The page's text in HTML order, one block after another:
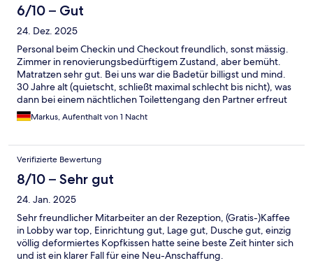
6/10 – Gut
24. Dez. 2025
Personal beim Checkin und Checkout freundlich, sonst mässig.
Zimmer in renovierungsbedürftigem Zustand, aber bemüht.
Matratzen sehr gut. Bei uns war die Badetür billigst und mind.
30 Jahre alt (quietscht, schließt maximal schlecht bis nicht), was
dann bei einem nächtlichen Toilettengang den Partner erfreut
und einen selbst ärgert. Heizung mit nachts ordentlichem
Geräuschpegel, und sehr hellhörig generell.
Markus, Aufenthalt von 1 Nacht
Verifizierte Bewertung
8/10 – Sehr gut
24. Jan. 2025
Sehr freundlicher Mitarbeiter an der Rezeption, (Gratis-)Kaffee
in Lobby war top, Einrichtung gut, Lage gut, Dusche gut, einzig
völlig deformiertes Kopfkissen hatte seine beste Zeit hinter sich
und ist ein klarer Fall für eine Neu-Anschaffung.